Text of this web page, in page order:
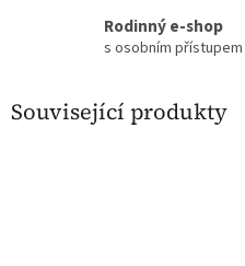
Rodinný e-shop
s osobním přístupem
Související produkty